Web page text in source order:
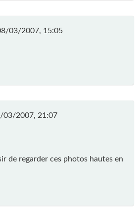
03/2007, 15:05
03/2007, 21:07
de regarder ces photos hautes en